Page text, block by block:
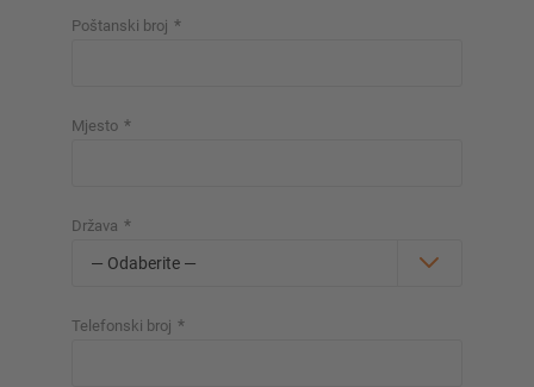
Poštanski broj *
Mjesto *
Država *
Telefonski broj *